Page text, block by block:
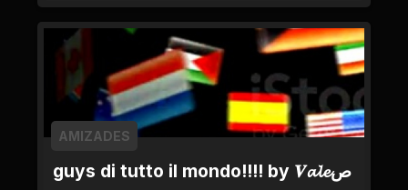
guys di tutto il mondo!!!! by 𝑽𝓪𝓵𝓮ص
AMIZADES